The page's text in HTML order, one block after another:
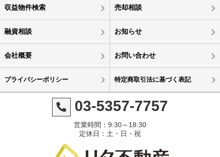
収益物件検索 売却相談
融資相談 お知らせ
会社概要 お問い合わせ
プライバシーポリシー 特定商取引法に基づく表記
03-5357-7757
営業時間：9:30～18:30
定休日：土・日・祝